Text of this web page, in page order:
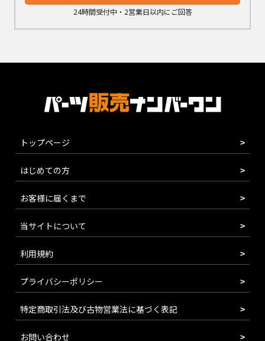
24時間受付中・2営業日以内にご回答
トップページ
はじめての方
お客様に届くまで
当サイトについて
利用規約
プライバシーポリシー
特定商取引法及び古物営業法に基づく表記
お問い合わせ